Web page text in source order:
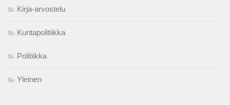
Kirja-arvostelu
Kuntapolitiikka
Politiikka
Yleinen